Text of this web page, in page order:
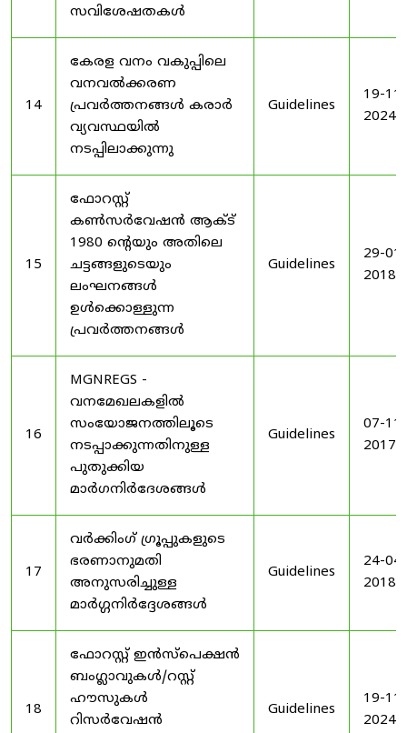
സവിശേഷതകൾ
14
കേരള വനം വകുപ്പിലെ
വനവൽക്കരണ
പ്രവർത്തനങ്ങൾ കരാർ
വ്യവസ്ഥയിൽ
നടപ്പിലാക്കുന്നു
Guidelines
19-11-
2024
15
ഫോറസ്റ്റ്
കൺസർവേഷൻ ആക്ട്
1980 ൻ്റെയും അതിലെ
ചട്ടങ്ങളുടെയും
ലംഘനങ്ങൾ
ഉൾക്കൊള്ളുന്ന
പ്രവർത്തനങ്ങൾ
Guidelines
29-01-
2018
16
MGNREGS -
വനമേഖലകളിൽ
സംയോജനത്തിലൂടെ
നടപ്പാക്കുന്നതിനുള്ള
പുതുക്കിയ
മാർഗനിർദേശങ്ങൾ
Guidelines
07-11-
2017
17
വർക്കിംഗ് ഗ്രൂപ്പുകളുടെ
ഭരണാനുമതി
അനുസരിച്ചുള്ള
മാർഗ്ഗനിർദ്ദേശങ്ങൾ
Guidelines
24-04-
2018
18
ഫോറസ്റ്റ് ഇൻസ്പെക്ഷൻ
ബംഗ്ലാവുകൾ/റസ്റ്റ്
ഹൗസുകൾ
റിസർവേഷൻ
Guidelines
19-11-
2024